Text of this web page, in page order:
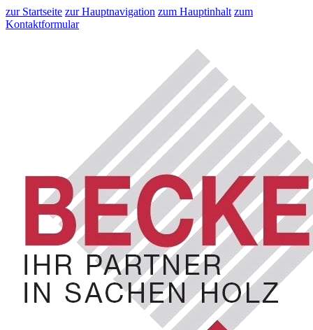
zur Startseite zur Hauptnavigation zum Hauptinhalt zum
Kontaktformular